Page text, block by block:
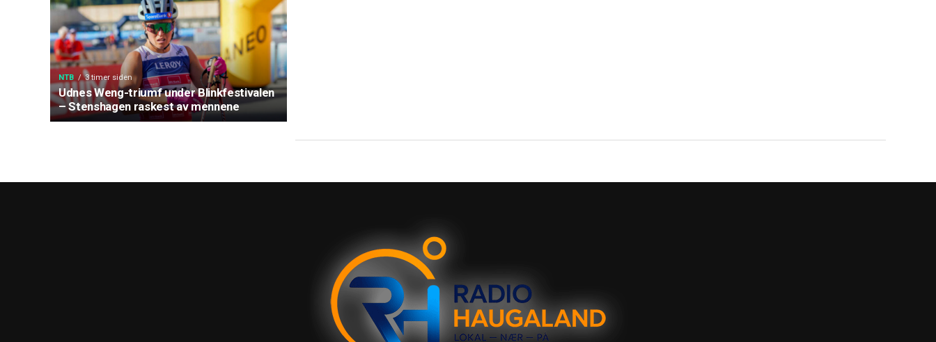
NTB 3 timer siden
Udnes Weng-triumf under Blinkfestivalen
– Stenshagen raskest av mennene